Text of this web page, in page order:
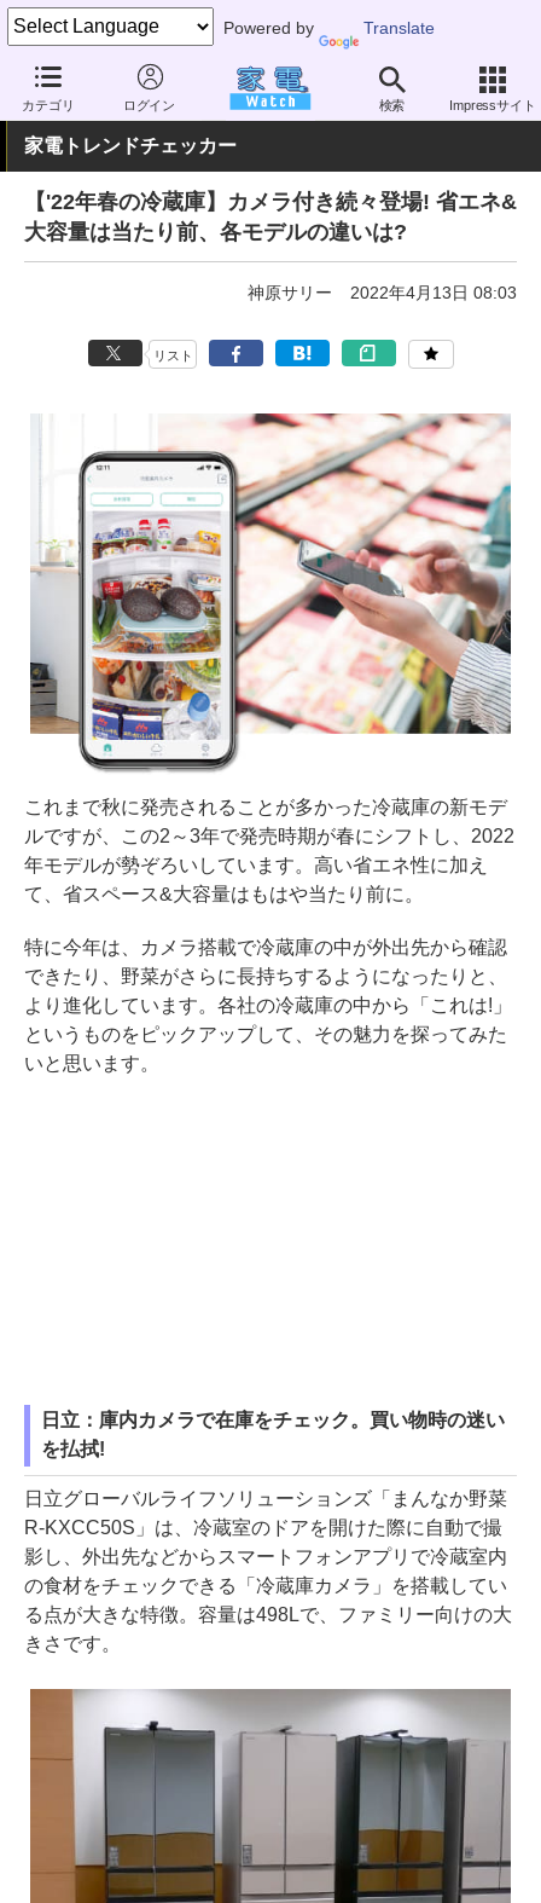
Powered by Translate
カテゴリ ログイン 検索 Impressサイト
家電 Watch 生活家電
家電トレンドチェッカー
【'22年春の冷蔵庫】カメラ付き続々登場! 省エネ&
大容量は当たり前、各モデルの違いは?
神原サリー 2022年4月13日 08:03
リスト
これまで秋に発売されることが多かった冷蔵庫の新モデ
ルですが、この2～3年で発売時期が春にシフトし、2022
年モデルが勢ぞろいしています。高い省エネ性に加え
て、省スペース&大容量はもはや当たり前に。
特に今年は、カメラ搭載で冷蔵庫の中が外出先から確認
できたり、野菜がさらに長持ちするようになったりと、
より進化しています。各社の冷蔵庫の中から「これは!」
というものをピックアップして、その魅力を探ってみた
いと思います。
日立：庫内カメラで在庫をチェック。買い物時の迷い
を払拭!
日立グローバルライフソリューションズ「まんなか野菜
R-KXCC50S」は、冷蔵室のドアを開けた際に自動で撮
影し、外出先などからスマートフォンアプリで冷蔵室内
の食材をチェックできる「冷蔵庫カメラ」を搭載してい
る点が大きな特徴。容量は498Lで、ファミリー向けの大
きさです。